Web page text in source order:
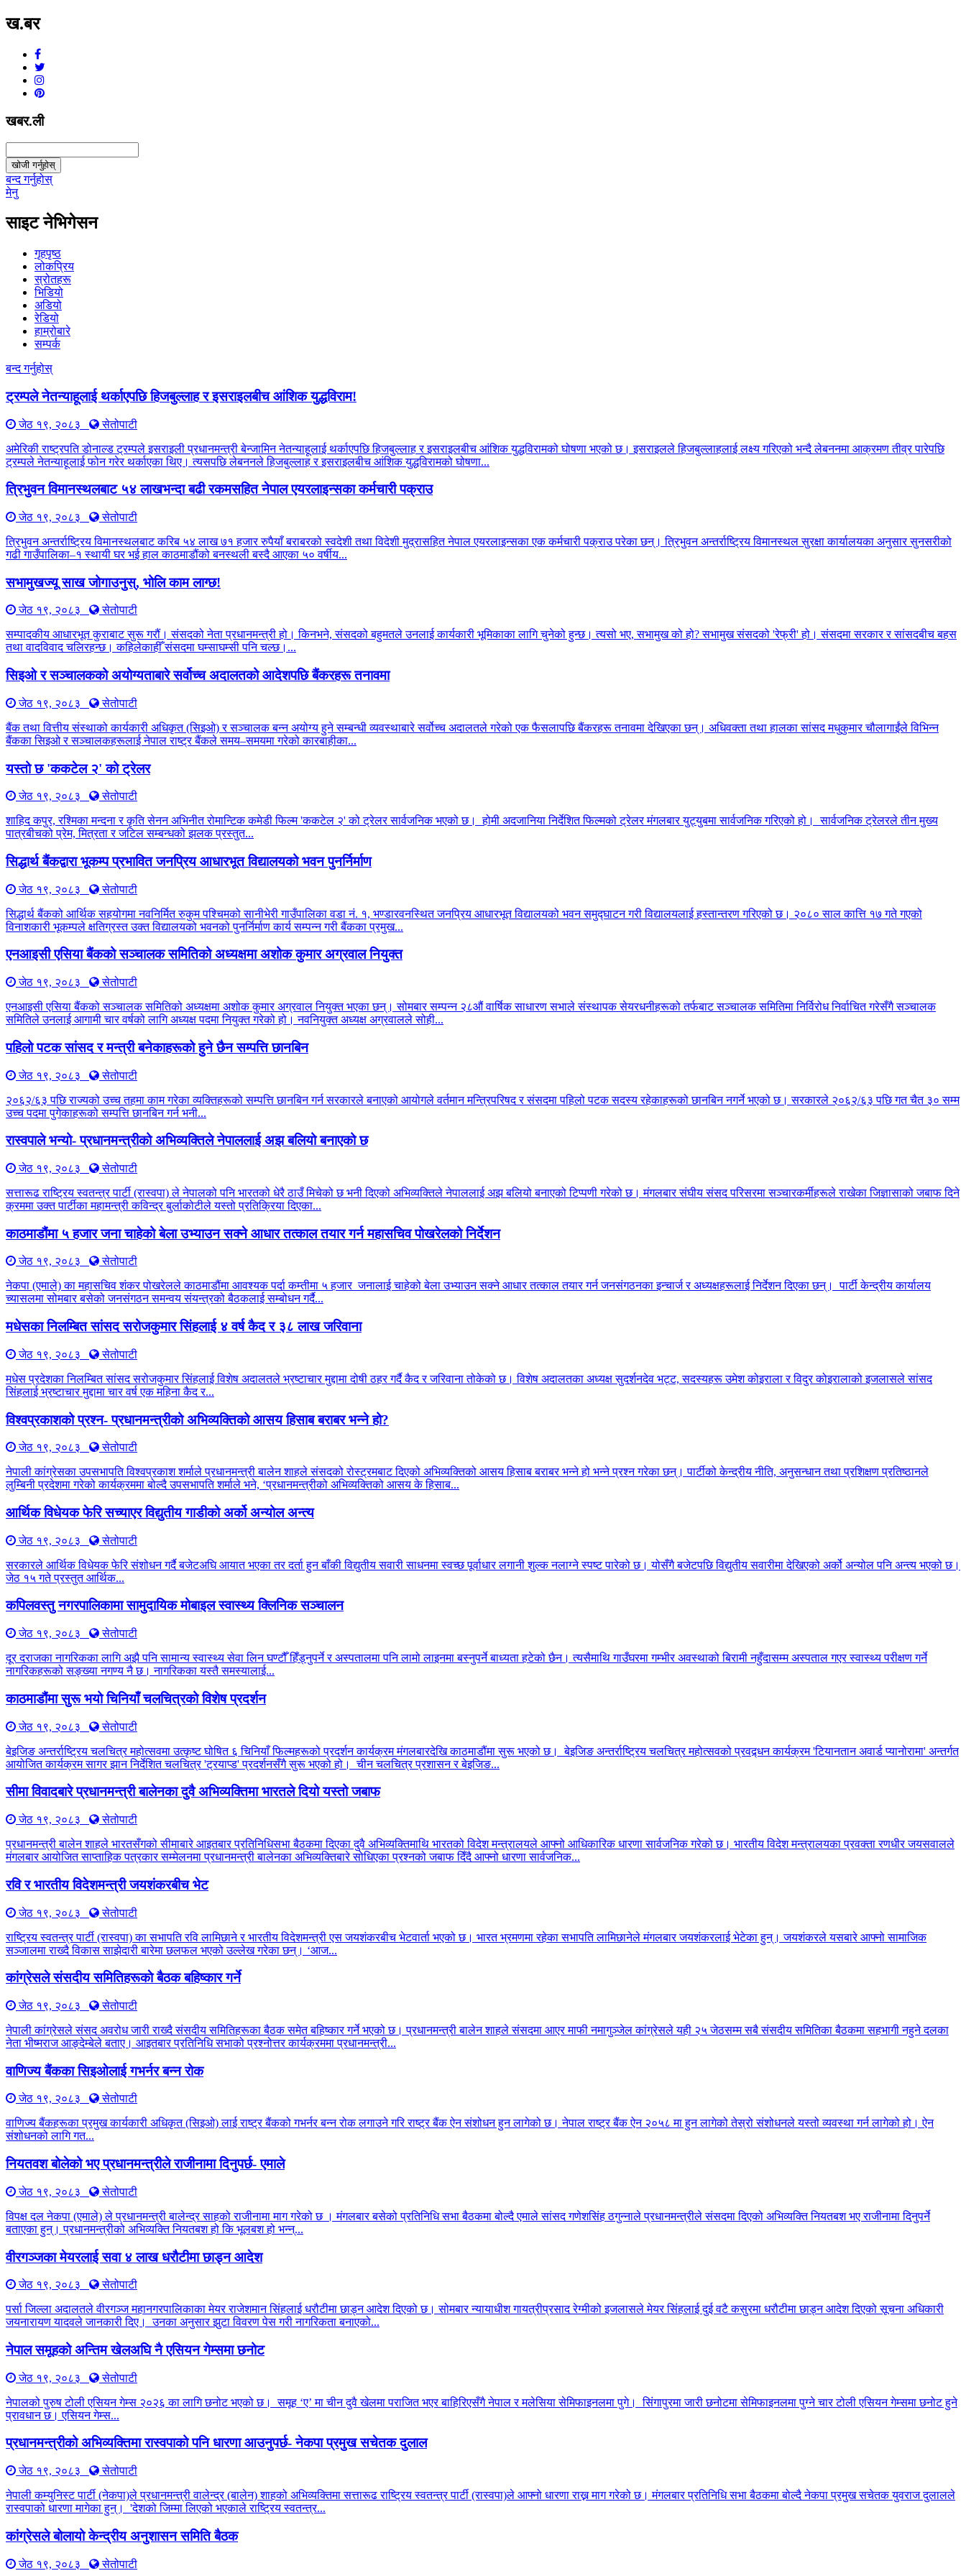
ख.बर
खबर.ली
खोजी गर्नुहोस्
बन्द गर्नुहोस्
मेनु
साइट नेभिगेसन
गृहपृष्ठ
लोकप्रिय
स्रोतहरू
भिडियो
अडियो
रेडियो
हाम्रोबारे
सम्पर्क
बन्द गर्नुहोस्
ट्रम्पले नेतन्याहूलाई थर्काएपछि हिजबुल्लाह र इसराइलबीच आंशिक युद्धविराम!
जेठ १९, २०८३
सेतोपाटी
अमेरिकी राष्ट्रपति डोनाल्ड ट्रम्पले इसराइली प्रधानमन्त्री बेन्जामिन नेतन्याहूलाई थर्काएपछि हिजबुल्लाह र इसराइलबीच आंशिक युद्धविरामको घोषणा भएको छ। इसराइलले हिजबुल्लाहलाई लक्ष्य गरिएको भन्दै लेबननमा आक्रमण तीव्र पारेपछि
ट्रम्पले नेतन्याहूलाई फोन गरेर थर्काएका थिए। त्यसपछि लेबननले हिजबुल्लाह र इसराइलबीच आंशिक युद्धविरामको घोषणा...
त्रिभुवन विमानस्थलबाट ५४ लाखभन्दा बढी रकमसहित नेपाल एयरलाइन्सका कर्मचारी पक्राउ
जेठ १९, २०८३
सेतोपाटी
त्रिभुवन अन्तर्राष्ट्रिय विमानस्थलबाट करिब ५४ लाख ७१ हजार रुपैयाँ बराबरको स्वदेशी तथा विदेशी मुद्रासहित नेपाल एयरलाइन्सका एक कर्मचारी पक्राउ परेका छन्। त्रिभुवन अन्तर्राष्ट्रिय विमानस्थल सुरक्षा कार्यालयका अनुसार सुनसरीको
गढी गाउँपालिका–१ स्थायी घर भई हाल काठमाडौंको बनस्थली बस्दै आएका ५० वर्षीय...
सभामुखज्यू साख जोगाउनुस्, भोलि काम लाग्छ!
जेठ १९, २०८३
सेतोपाटी
सम्पादकीय आधारभूत कुराबाट सुरू गरौं। संसदको नेता प्रधानमन्त्री हो। किनभने, संसदको बहुमतले उनलाई कार्यकारी भूमिकाका लागि चुनेको हुन्छ। त्यसो भए, सभामुख को हो? सभामुख संसदको 'रेफ्री' हो। संसदमा सरकार र सांसदबीच बहस
तथा वादविवाद चलिरहन्छ। कहिलेकाहीँ संसदमा घम्साघम्सी पनि चल्छ।...
सिइओ र सञ्चालकको अयोग्यताबारे सर्वोच्च अदालतको आदेशपछि बैंकरहरू तनावमा
जेठ १९, २०८३
सेतोपाटी
बैंक तथा वित्तीय संस्थाको कार्यकारी अधिकृत (सिइओ) र सञ्चालक बन्न अयोग्य हुने सम्बन्धी व्यवस्थाबारे सर्वोच्च अदालतले गरेको एक फैसलापछि बैंकरहरू तनावमा देखिएका छन्। अधिवक्ता तथा हालका सांसद मधुकुमार चौलागाईंले विभिन्न
बैंकका सिइओ र सञ्चालकहरूलाई नेपाल राष्ट्र बैंकले समय–समयमा गरेको कारबाहीका...
यस्तो छ 'ककटेल २' को ट्रेलर
जेठ १९, २०८३
सेतोपाटी
शाहिद कपुर, रश्मिका मन्दना र कृति सेनन अभिनीत रोमान्टिक कमेडी फिल्म 'ककटेल २' को ट्रेलर सार्वजनिक भएको छ। होमी अदजानिया निर्देशित फिल्मको ट्रेलर मंगलबार युट्युबमा सार्वजनिक गरिएको हो। सार्वजनिक ट्रेलरले तीन मुख्य
पात्रबीचको प्रेम, मित्रता र जटिल सम्बन्धको झलक प्रस्तुत...
सिद्धार्थ बैंकद्वारा भूकम्प प्रभावित जनप्रिय आधारभूत विद्यालयको भवन पुनर्निर्माण
जेठ १९, २०८३
सेतोपाटी
सिद्धार्थ बैंकको आर्थिक सहयोगमा नवनिर्मित रुकुम पश्चिमको सानीभेरी गाउँपालिका वडा नं. १, भण्डारवनस्थित जनप्रिय आधारभूत विद्यालयको भवन समुद्घाटन गरी विद्यालयलाई हस्तान्तरण गरिएको छ। २०८० साल कात्ति १७ गते गएको
विनाशकारी भूकम्पले क्षतिग्रस्त उक्त विद्यालयको भवनको पुनर्निर्माण कार्य सम्पन्न गरी बैंकका प्रमुख...
एनआइसी एसिया बैंकको सञ्चालक समितिको अध्यक्षमा अशोक कुमार अग्रवाल नियुक्त
जेठ १९, २०८३
सेतोपाटी
एनआइसी एसिया बैंकको सञ्चालक समितिको अध्यक्षमा अशोक कुमार अग्रवाल नियुक्त भएका छन्। सोमबार सम्पन्न २८औं वार्षिक साधारण सभाले संस्थापक सेयरधनीहरूको तर्फबाट सञ्चालक समितिमा निर्विरोध निर्वाचित गरेसँगै सञ्चालक
समितिले उनलाई आगामी चार वर्षको लागि अध्यक्ष पदमा नियुक्त गरेको हो। नवनियुक्त अध्यक्ष अग्रवालले सोही...
पहिलो पटक सांसद र मन्त्री बनेकाहरूको हुने छैन सम्पत्ति छानबिन
जेठ १९, २०८३
सेतोपाटी
२०६२/६३ पछि राज्यको उच्च तहमा काम गरेका व्यक्तिहरूको सम्पत्ति छानबिन गर्न सरकारले बनाएको आयोगले वर्तमान मन्त्रिपरिषद र संसदमा पहिलो पटक सदस्य रहेकाहरूको छानबिन नगर्ने भएको छ। सरकारले २०६२/६३ पछि गत चैत ३० सम्म
उच्च पदमा पुगेकाहरूको सम्पत्ति छानबिन गर्न भनी...
रास्वपाले भन्यो- प्रधानमन्त्रीको अभिव्यक्तिले नेपाललाई अझ बलियो बनाएको छ
जेठ १९, २०८३
सेतोपाटी
सत्तारूढ राष्ट्रिय स्वतन्त्र पार्टी (रास्वपा) ले नेपालको पनि भारतको धेरै ठाउँ मिचेको छ भनी दिएको अभिव्यक्तिले नेपाललाई अझ बलियो बनाएको टिप्पणी गरेको छ। मंगलबार संघीय संसद परिसरमा सञ्चारकर्मीहरूले राखेका जिज्ञासाको जबाफ दिने
क्रममा उक्त पार्टीका महामन्त्री कविन्द्र बुर्लाकोटीले यस्तो प्रतिक्रिया दिएका...
काठमाडौंमा ५ हजार जना चाहेको बेला उभ्याउन सक्ने आधार तत्काल तयार गर्न महासचिव पोखरेलको निर्देशन
जेठ १९, २०८३
सेतोपाटी
नेकपा (एमाले) का महासचिव शंकर पोखरेलले काठमाडौंमा आवश्यक पर्दा कम्तीमा ५ हजार जनालाई चाहेको बेला उभ्याउन सक्ने आधार तत्काल तयार गर्न जनसंगठनका इन्चार्ज र अध्यक्षहरूलाई निर्देशन दिएका छन्। पार्टी केन्द्रीय कार्यालय
च्यासलमा सोमबार बसेको जनसंगठन समन्वय संयन्त्रको बैठकलाई सम्बोधन गर्दै...
मधेसका निलम्बित सांसद सरोजकुमार सिंहलाई ४ वर्ष कैद र ३८ लाख जरिवाना
जेठ १९, २०८३
सेतोपाटी
मधेस प्रदेशका निलम्बित सांसद सरोजकुमार सिंहलाई विशेष अदालतले भ्रष्टाचार मुद्दामा दोषी ठहर गर्दै कैद र जरिवाना तोकेको छ। विशेष अदालतका अध्यक्ष सुदर्शनदेव भट्ट, सदस्यहरू उमेश कोइराला र विदुर कोइरालाको इजलासले सांसद
सिंहलाई भ्रष्टाचार मुद्दामा चार वर्ष एक महिना कैद र...
विश्वप्रकाशको प्रश्न- प्रधानमन्त्रीको अभिव्यक्तिको आसय हिसाब बराबर भन्ने हो?
जेठ १९, २०८३
सेतोपाटी
नेपाली कांग्रेसका उपसभापति विश्वप्रकाश शर्माले प्रधानमन्त्री बालेन शाहले संसदको रोस्ट्रमबाट दिएको अभिव्यक्तिको आसय हिसाब बराबर भन्ने हो भन्ने प्रश्न गरेका छन्। पार्टीको केन्द्रीय नीति, अनुसन्धान तथा प्रशिक्षण प्रतिष्ठानले
लुम्बिनी प्रदेशमा गरेको कार्यक्रममा बोल्दै उपसभापति शर्माले भने, ‘प्रधानमन्त्रीको अभिव्यक्तिको आसय के हिसाब...
आर्थिक विधेयक फेरि सच्याएर विद्युतीय गाडीको अर्को अन्योल अन्त्य
जेठ १९, २०८३
सेतोपाटी
सरकारले आर्थिक विधेयक फेरि संशोधन गर्दै बजेटअघि आयात भएका तर दर्ता हुन बाँकी विद्युतीय सवारी साधनमा स्वच्छ पूर्वाधार लगानी शुल्क नलाग्ने स्पष्ट पारेको छ। योसँगै बजेटपछि विद्युतीय सवारीमा देखिएको अर्को अन्योल पनि अन्त्य भएको छ।
जेठ १५ गते प्रस्तुत आर्थिक...
कपिलवस्तु नगरपालिकामा सामुदायिक मोबाइल स्वास्थ्य क्लिनिक सञ्चालन
जेठ १९, २०८३
सेतोपाटी
दूर दराजका नागरिकका लागि अझै पनि सामान्य स्वास्थ्य सेवा लिन घण्टौँ हिँड्नुपर्ने र अस्पतालमा पनि लामो लाइनमा बस्नुपर्ने बाध्यता हटेको छैन। त्यसैमाथि गाउँघरमा गम्भीर अवस्थाको बिरामी नहुँदासम्म अस्पताल गएर स्वास्थ्य परीक्षण गर्ने
नागरिकहरूको सङ्ख्या नगण्य नै छ। नागरिकका यस्तै समस्यालाई...
काठमाडौंमा सुरू भयो चिनियाँ चलचित्रको विशेष प्रदर्शन
जेठ १९, २०८३
सेतोपाटी
बेइजिङ अन्तर्राष्ट्रिय चलचित्र महोत्सवमा उत्कृष्ट घोषित ६ चिनियाँ फिल्महरूको प्रदर्शन कार्यक्रम मंगलबारदेखि काठमाडौंमा सुरू भएको छ। बेइजिङ अन्तर्राष्ट्रिय चलचित्र महोत्सवको प्रवद्र्धन कार्यक्रम 'टियानतान अवार्ड प्यानोरामा' अन्तर्गत
आयोजित कार्यक्रम सागर झान निर्देशित चलचित्र 'ट्रयाप्ड' प्रदर्शनसँगै सुरू भएको हो। चीन चलचित्र प्रशासन र बेइजिङ...
सीमा विवादबारे प्रधानमन्त्री बालेनका दुवै अभिव्यक्तिमा भारतले दियो यस्तो जबाफ
जेठ १९, २०८३
सेतोपाटी
प्रधानमन्त्री बालेन शाहले भारतसँगको सीमाबारे आइतबार प्रतिनिधिसभा बैठकमा दिएका दुवै अभिव्यक्तिमाथि भारतको विदेश मन्त्रालयले आफ्नो आधिकारिक धारणा सार्वजनिक गरेको छ। भारतीय विदेश मन्त्रालयका प्रवक्ता रणधीर जयसवालले
मंगलबार आयोजित साप्ताहिक पत्रकार सम्मेलनमा प्रधानमन्त्री बालेनका अभिव्यक्तिबारे सोधिएका प्रश्नको जबाफ दिँदै आफ्नो धारणा सार्वजनिक...
रवि र भारतीय विदेशमन्त्री जयशंकरबीच भेट
जेठ १९, २०८३
सेतोपाटी
राष्ट्रिय स्वतन्त्र पार्टी (रास्वपा) का सभापति रवि लामिछाने र भारतीय विदेशमन्त्री एस जयशंकरबीच भेटवार्ता भएको छ। भारत भ्रमणमा रहेका सभापति लामिछानेले मंगलबार जयशंकरलाई भेटेका हुन्। जयशंकरले यसबारे आफ्नो सामाजिक
सञ्जालमा राख्दै विकास साझेदारी बारेमा छलफल भएको उल्लेख गरेका छन्। ‘आज...
कांग्रेसले संसदीय समितिहरूकाे बैठक बहिष्कार गर्ने
जेठ १९, २०८३
सेतोपाटी
नेपाली कांग्रेसले संसद अवरोध जारी राख्दै संसदीय समितिहरूका बैठक समेत बहिष्कार गर्ने भएको छ। प्रधानमन्त्री बालेन शाहले संसदमा आएर माफी नमागुञ्जेल कांग्रेसले यही २५ जेठसम्म सबै संसदीय समितिका बैठकमा सहभागी नहुने दलका
नेता भीष्मराज आङ्देम्बेले बताए। आइतबार प्रतिनिधि सभाको प्रश्नोत्तर कार्यक्रममा प्रधानमन्त्री...
वाणिज्य बैंकका सिइओलाई गभर्नर बन्न रोक
जेठ १९, २०८३
सेतोपाटी
वाणिज्य बैंकहरूका प्रमुख कार्यकारी अधिकृत (सिइओ) लाई राष्ट्र बैंकको गभर्नर बन्न रोक लगाउने गरि राष्ट्र बैंक ऐन संशोधन हुन लागेको छ। नेपाल राष्ट्र बैंक ऐन २०५८ मा हुन लागेको तेस्रो संशोधनले यस्तो व्यवस्था गर्न लागेको हो। ऐन
संशोधनको लागि गत...
नियतवश बोलेको भए प्रधानमन्त्रीले राजीनामा दिनुपर्छ- एमाले
जेठ १९, २०८३
सेतोपाटी
विपक्ष दल नेकपा (एमाले) ले प्रधानमन्त्री बालेन्द्र साहको राजीनामा माग गरेको छ । मंगलबार बसेको प्रतिनिधि सभा बैठकमा बोल्दै एमाले सांसद गणेशसिंह ठगुन्नाले प्रधानमन्त्रीले संसदमा दिएको अभिव्यक्ति नियतबश भए राजीनामा दिनुपर्ने
बताएका हुन्। प्रधानमन्त्रीको अभिव्यक्ति नियतबश हो कि भूलबश हो भन्न्...
वीरगञ्जका मेयरलाई सवा ४ लाख धरौटीमा छाड्न आदेश
जेठ १९, २०८३
सेतोपाटी
पर्सा जिल्ला अदालतले वीरगञ्ज महानगरपालिकाका मेयर राजेशमान सिंहलाई धरौटीमा छाड्न आदेश दिएको छ। सोमबार न्यायाधीश गायत्रीप्रसाद रेग्मीको इजलासले मेयर सिंहलाई दुई वटै कसुरमा धरौटीमा छाड्न आदेश दिएको सूचना अधिकारी
जयनारायण यादवले जानकारी दिए। उनका अनुसार झुटा विवरण पेस गरी नागरिकता बनाएको...
नेपाल समूहको अन्तिम खेलअघि नै एसियन गेम्समा छनोट
जेठ १९, २०८३
सेतोपाटी
नेपालको पुरुष टोली एसियन गेम्स २०२६ का लागि छनोट भएको छ। समूह ‘ए’ मा चीन दुवै खेलमा पराजित भएर बाहिरिएसँगै नेपाल र मलेसिया सेमिफाइनलमा पुगे। सिंगापुरमा जारी छनोटमा सेमिफाइनलमा पुग्ने चार टोली एसियन गेम्समा छनोट हुने
प्रावधान छ। एसियन गेम्स...
प्रधानमन्त्रीको अभिव्यक्तिमा रास्वपाको पनि धारणा आउनुपर्छ- नेकपा प्रमुख सचेतक दुलाल
जेठ १९, २०८३
सेतोपाटी
नेपाली कम्युनिस्ट पार्टी (नेकपा)ले प्रधानमन्त्री वालेन्द्र (बालेन) शाहको अभिव्यक्तिमा सत्तारूढ राष्ट्रिय स्वतन्त्र पार्टी (रास्वपा)ले आफ्नो धारणा राख्न माग गरेको छ। मंगलबार प्रतिनिधि सभा बैठकमा बोल्दै नेकपा प्रमुख सचेतक युवराज दुलालले
रास्वपाको धारणा मागेका हुन्। 'देशको जिम्मा लिएको भएकाले राष्ट्रिय स्वतन्त्र...
कांग्रेसले बोलायो केन्द्रीय अनुशासन समिति बैठक
जेठ १९, २०८३ सेतोपाटी